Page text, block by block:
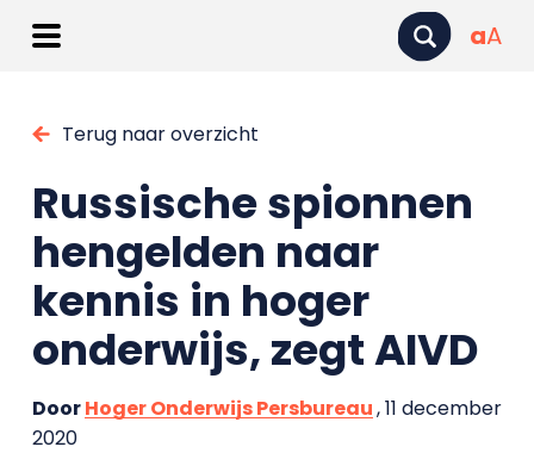
aA
Terug naar overzicht
Russische spionnen
hengelden naar
kennis in hoger
onderwijs, zegt AIVD
DoorHoger Onderwijs Persbureau, 11 december
2020